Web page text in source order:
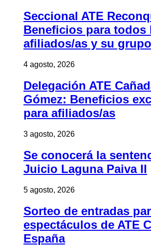
Seccional ATE
Beneficios para todos
afiliados/as y su
4 agosto, 2026
Delegación ATE
Gómez: Beneficios
para afiliados/as
3 agosto, 2026
Se conocerá la
Juicio Laguna Paiva II
5 agosto, 2026
Sorteo de entradas
espectáculos de ATE
España